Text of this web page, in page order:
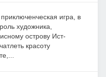
игра, в
художника,
острову Ист-
красоту